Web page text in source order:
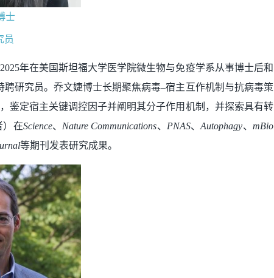
士
员
年在美国斯坦福大学医学院微生物与免疫学系从事博士后和
研究员。乔文婕博士长期聚焦病毒–宿主互作机制与抗病毒策
鉴定宿主关键调控因子并阐明其分子作用机制，并探索具有转
）在Science、 Nature Communications、 PNAS、Autophagy、 mBio
等期刊发表研究成果。